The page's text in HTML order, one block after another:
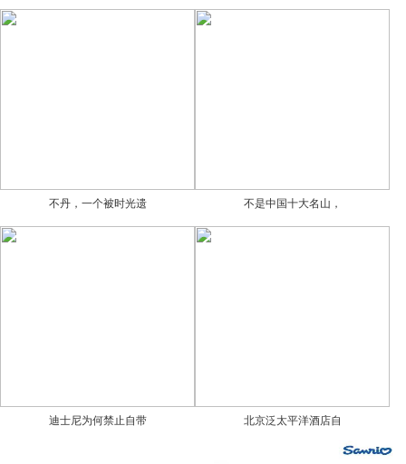
不丹，一个被时光遗 不是中国十大名山，
迪士尼为何禁止自带 北京泛太平洋酒店自